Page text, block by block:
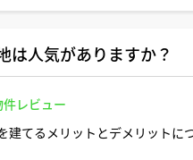
は人気がありますか？
レビュー
てるメリットとデメリットに